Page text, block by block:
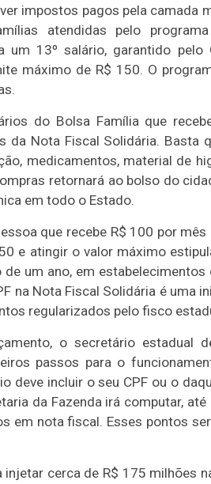
impostos pagos pela camada
atendidas pelo
um 13º salário, garantido
máximo de R$ 150. O
do Bolsa Família que
da Nota Fiscal Solidária.
medicamentos, material de
retornará ao bolso do
em todo o Estado.
que recebe R$ 100 por
e atingir o valor máximo
de um ano, em
na Nota Fiscal Solidária é uma
regularizados pelo fisco
o secretário estadual
passos para o
deve incluir o seu CPF ou o
da Fazenda irá computar,
em nota fiscal. Esses pontos
injetar cerca de R$ 175 milhões